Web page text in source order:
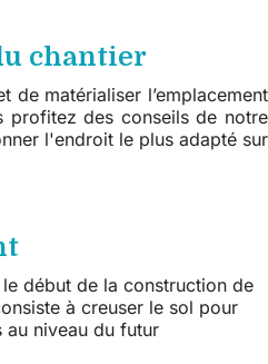
chantier
de matérialiser l’emplacement
profitez des conseils de notre
l'endroit le plus adapté sur
début de la construction de
à creuser le sol pour
au niveau du futur